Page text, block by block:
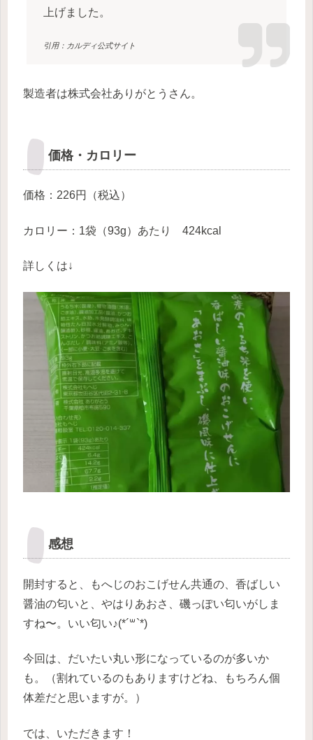
上げました。
引用：カルディ公式サイト
製造者は株式会社ありがとうさん。
価格・カロリー
価格：226円（税込）
カロリー：1袋（93g）あたり 424kcal
詳しくは↓
感想
開封すると、もへじのおこげせん共通の、香ばしい
醤油の匂いと、やはりあおさ、磯っぽい匂いがしま
すね〜。いい匂い♪(*´꒳`*)
今回は、だいたい丸い形になっているのが多いか
も。（割れているのもありますけどね、もちろん個
体差だと思いますが。）
では、いただきます！